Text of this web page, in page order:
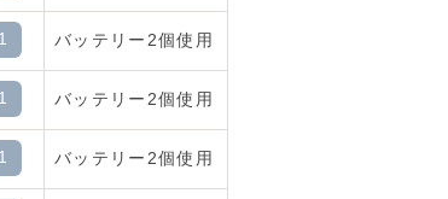
バッテリー2個使用
バッテリー2個使用
バッテリー2個使用